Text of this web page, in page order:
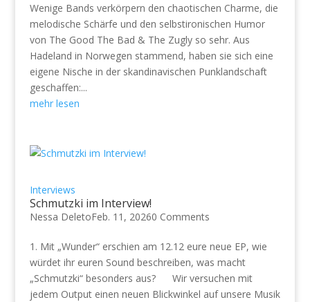
Wenige Bands verkörpern den chaotischen Charme, die
melodische Schärfe und den selbstironischen Humor
von The Good The Bad & The Zugly so sehr. Aus
Hadeland in Norwegen stammend, haben sie sich eine
eigene Nische in der skandinavischen Punklandschaft
geschaffen:...
mehr lesen
Interviews
Schmutzki im Interview!
Nessa DeletoFeb. 11, 20260 Comments
1. Mit „Wunder“ erschien am 12.12 eure neue EP, wie
würdet ihr euren Sound beschreiben, was macht
„Schmutzki“ besonders aus? Wir versuchen mit
jedem Output einen neuen Blickwinkel auf unsere Musik